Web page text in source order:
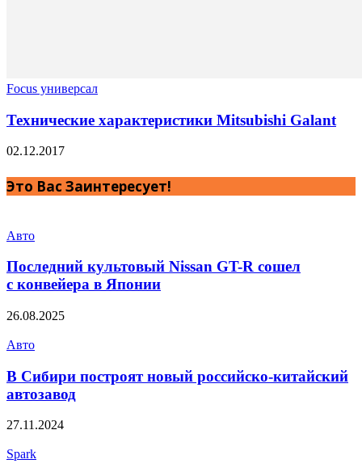
Focus универсал
Технические характеристики Mitsubishi Galant
02.12.2017
Это Вас Заинтересует!
Авто
Последний культовый Nissan GT-R сошел
с конвейера в Японии
26.08.2025
Авто
В Сибири построят новый российско-китайский
автозавод
27.11.2024
Spark